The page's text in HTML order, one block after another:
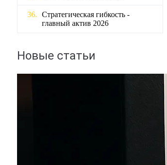
Стратегическая гибкость -
главный актив 2026
Новые статьи